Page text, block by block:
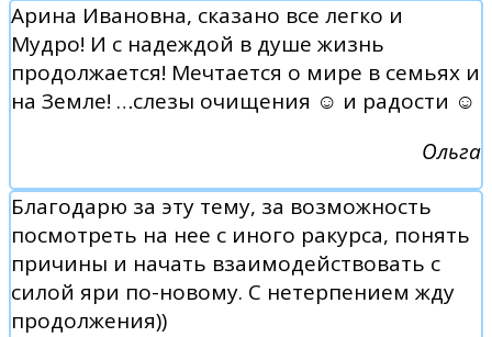
Арина Ивановна, сказано все легко и
Мудро! И с надеждой в душе жизнь
продолжается! Мечтается о мире в семьях и
на Земле! …слезы очищения ☺️ и радости ☺️
Ольга
Благодарю за эту тему, за возможность
посмотреть на нее с иного ракурса, понять
причины и начать взаимодействовать с
силой яри по-новому. С нетерпением жду
продолжения))